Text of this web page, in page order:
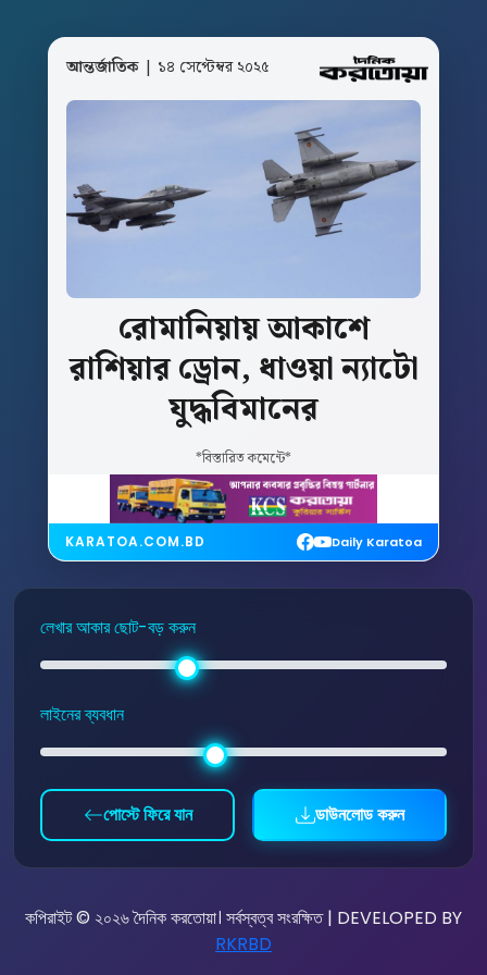
আন্তর্জাতিক | ১৪ সেপ্টেম্বর ২০২৫
রোমানিয়ায়আকাশে
রাশিয়ারড্রোন, ধাওয়ান্যাটো
যুদ্ধবিমানের
*বিস্তারিত কমেন্টে*
KARATOA.COM.BD Daily Karatoa
লেখার আকার ছোট-বড় করুন
লাইনের ব্যবধান
পোস্টে ফিরে যান ডাউনলোড করুন
কপিরাইট © ২০২৬ দৈনিক করতোয়া। সর্বস্বত্ব সংরক্ষিত | DEVELOPED BY
RKRBD